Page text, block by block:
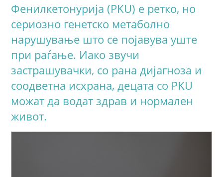
Фенилкетонурија (PKU) е ретко, но
сериозно генетско метаболно
нарушување што се појавува уште
при раѓање. Иако звучи
застрашувачки, со рана дијагноза и
соодветна исхрана, децата со PKU
можат да водат здрав и нормален
живот.